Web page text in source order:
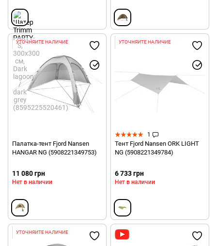
УТОЧНЯЙТЕ НАЛИЧИЕ
Палатка-тент Fjord Nansen
HANGAR NG (5908221349753)
11 080 грн
Нет в наличии
УТОЧНЯЙТЕ НАЛИЧИЕ
1
Тент Fjord Nansen ORK LIGHT
NG (5908221349784)
6 733 грн
Нет в наличии
УТОЧНЯЙТЕ НАЛИЧИЕ